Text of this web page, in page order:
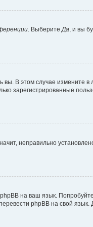
. Выберите Да , и вы
В этом случае измените
зарегистрированные
неправильно
на ваш язык.
phpBB на свой